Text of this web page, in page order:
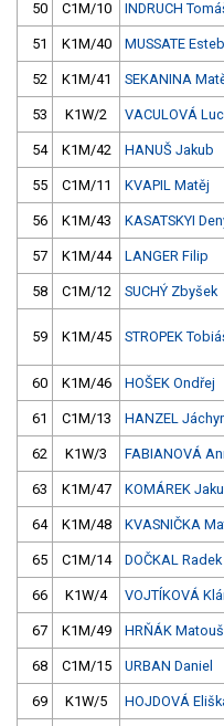
50 C1M/10 INDRUCH
51 K1M/40 MUSSATE
52 K1M/41 SEKANINA
53 K1W/2 VACULOVÁ
54 K1M/42 HANUŠ Jakub
55 C1M/11 KVAPIL Matěj
56 K1M/43 KASATSKYI
57 K1M/44 LANGER Filip
58 C1M/12 SUCHÝ Zbyšek
59 K1M/45 STROPEK
60 K1M/46 HOŠEK Ondřej
61 C1M/13 HANZEL
62 K1W/3 FABIANOVÁ
63 K1M/47 KOMÁREK
64 K1M/48 KVASNIČKA
65 C1M/14 DOČKAL Radek
66 K1W/4 VOJTÍKOVÁ
67 K1M/49 HRŇÁK Matouš
68 C1M/15 URBAN Daniel
69 K1W/5 HOJDOVÁ